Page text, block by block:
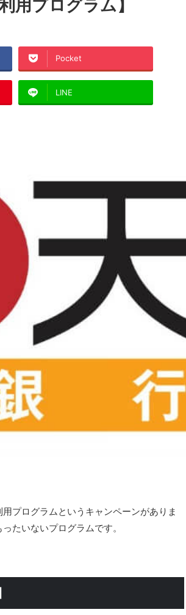
用プログラム】
Pocket
LINE
プログラムというキャンペーンがありま
たいないプログラムです。